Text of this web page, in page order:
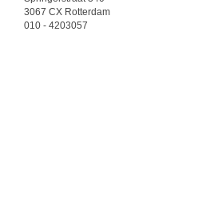
3067 CX Rotterdam
010 - 4203057